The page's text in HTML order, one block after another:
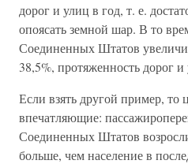
дорог и улиц в год, т. е.
опоясать земной шар. В то
Соединенных Штатов
38,5%, протяженность дорог
Если взять другой пример, то
впечатляющие:
Соединенных Штатов
больше, чем население в